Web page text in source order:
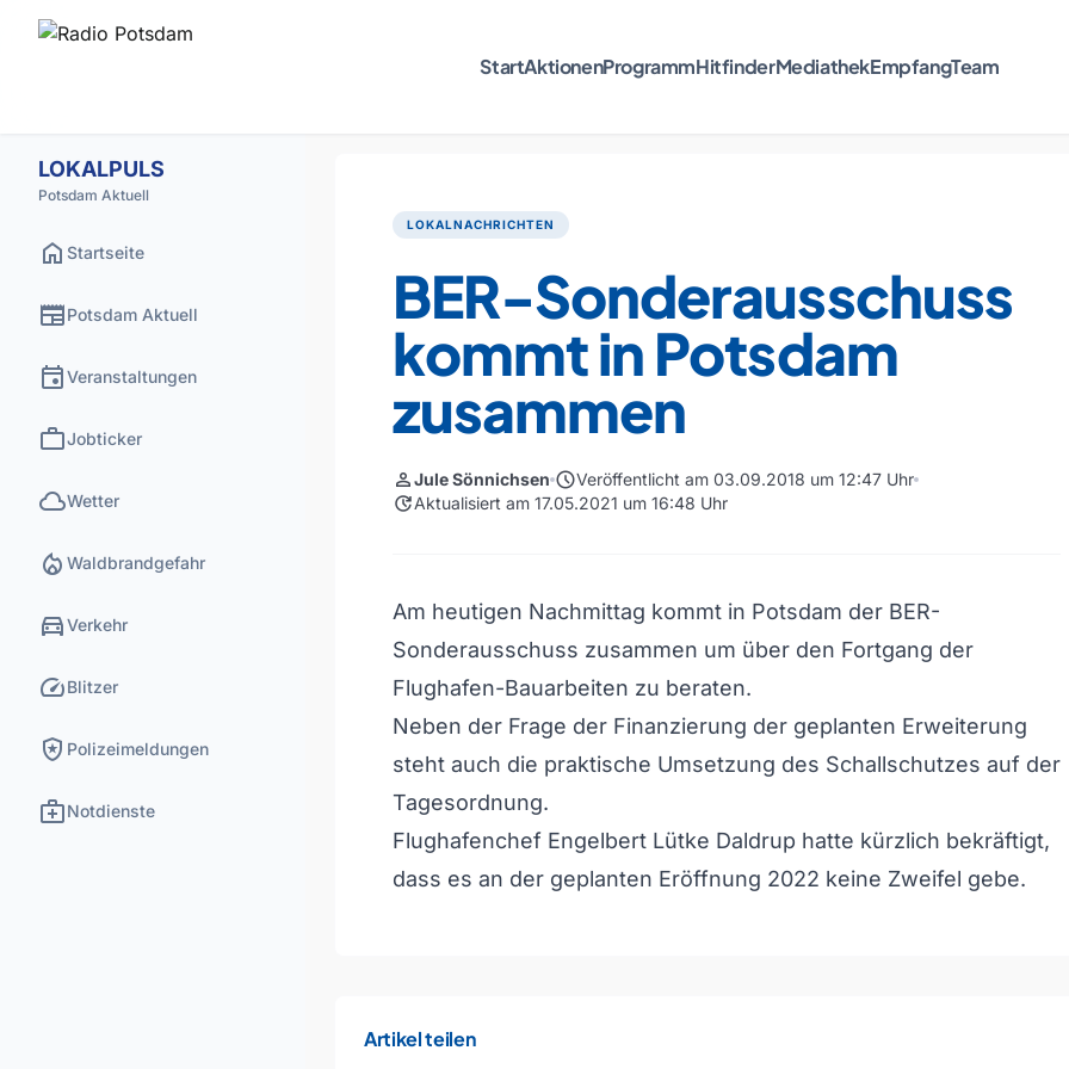
StartAktionenProgrammHitfinderMediathekEmpfangTeam
LOKALPULS
Potsdam Aktuell
home Startseite
newspaperPotsdam Aktuell
eventVeranstaltungen
workJobticker
cloudWetter
local_fire_department Waldbrandgefahr
directions_carVerkehr
speedBlitzer
local_police Polizeimeldungen
medical_servicesNotdienste
LOKALNACHRICHTEN
BER-Sonderausschuss
kommt in Potsdam
zusammen
personJule Sönnichsen scheduleVeröffentlicht am 03.09.2018 um 12:47 Uhr
updateAktualisiert am 17.05.2021 um 16:48 Uhr
Am heutigen Nachmittag kommt in Potsdam der BER-
Sonderausschuss zusammen um über den Fortgang der
Flughafen-Bauarbeiten zu beraten.
Neben der Frage der Finanzierung der geplanten Erweiterung
steht auch die praktische Umsetzung des Schallschutzes auf der
Tagesordnung.
Flughafenchef Engelbert Lütke Daldrup hatte kürzlich bekräftigt,
dass es an der geplanten Eröffnung 2022 keine Zweifel gebe.
Artikel teilen